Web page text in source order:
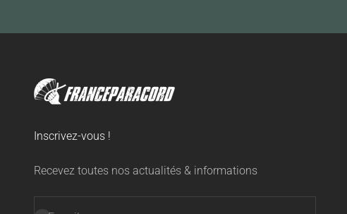
Inscrivez-vous !
Recevez toutes nos actualités & informations